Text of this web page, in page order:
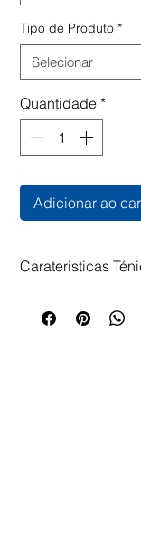
Tipo de Produto *
Selecionar
Quantidade *
Adicionar ao
Carateristicas
Impressoras